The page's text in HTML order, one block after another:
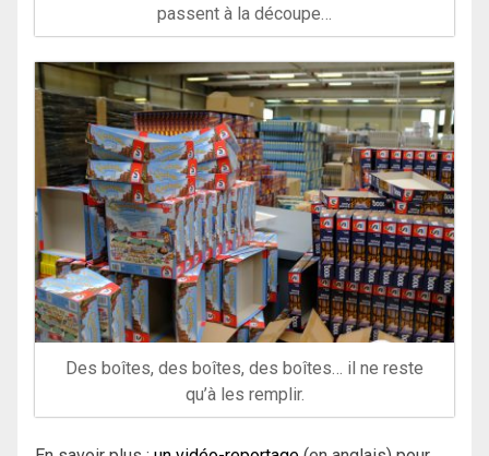
passent à la découpe…
Des boîtes, des boîtes, des boîtes… il ne reste
qu’à les remplir.